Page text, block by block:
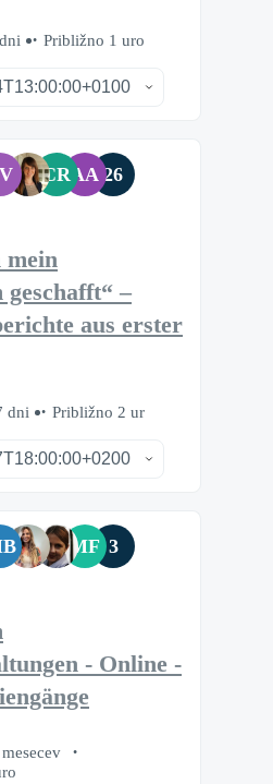
Približno 1 uro
CR AA 26
mein
–
aus erster
dni Približno 2 ur
MF 3
- Online -